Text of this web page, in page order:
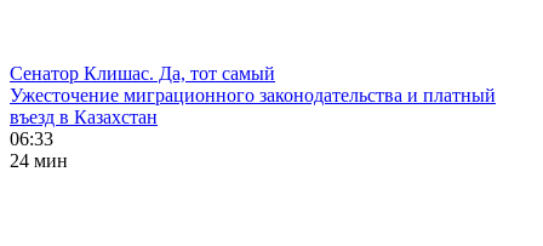
Сенатор Клишас. Да, тот самый
Ужесточение миграционного законодательства и платный
въезд в Казахстан
06:33
24 мин